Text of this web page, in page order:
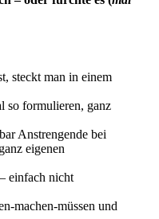
steckt man in einem
so formulieren, ganz
Anstrengende bei
eigenen
einfach nicht
machen-müssen und